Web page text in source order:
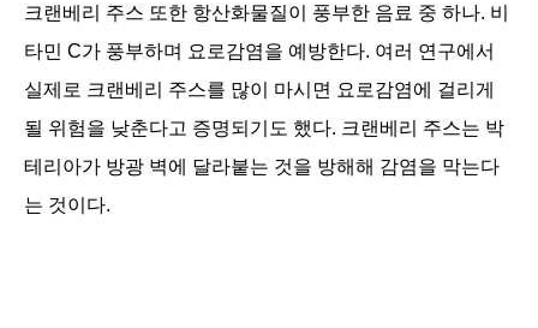
크랜베리 주스 또한 항산화물질이 풍부한 음료 중 하나. 비
타민 C가 풍부하며 요로감염을 예방한다. 여러 연구에서
실제로 크랜베리 주스를 많이 마시면 요로감염에 걸리게
될 위험을 낮춘다고 증명되기도 했다. 크랜베리 주스는 박
테리아가 방광 벽에 달라붙는 것을 방해해 감염을 막는다
는 것이다.